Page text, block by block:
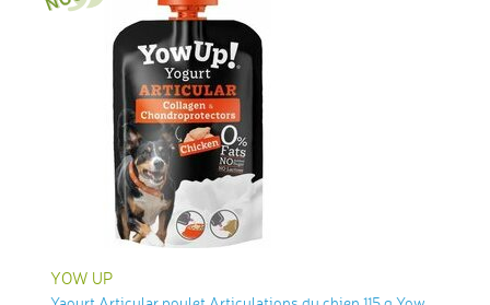
YOW UP